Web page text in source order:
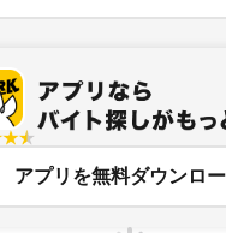
アプリを無料ダウンロ